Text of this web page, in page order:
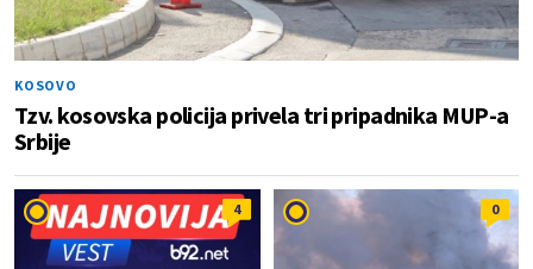
KOSOVO
Tzv. kosovska policija privela tri pripadnika MUP-a
Srbije
4 0